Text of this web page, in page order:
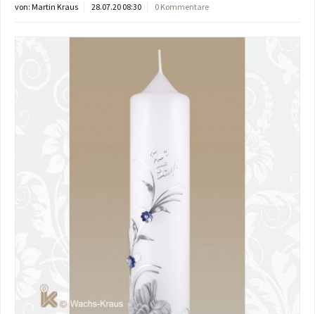
von: Martin Kraus 28.07.20 08:30 0 Kommentare